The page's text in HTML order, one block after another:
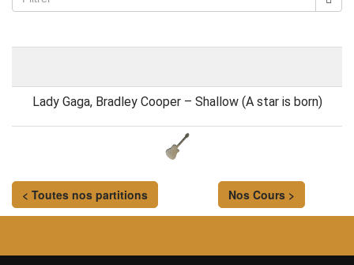
Lady Gaga, Bradley Cooper – Shallow (A star is born)
< Toutes nos partitions Nos Cours >